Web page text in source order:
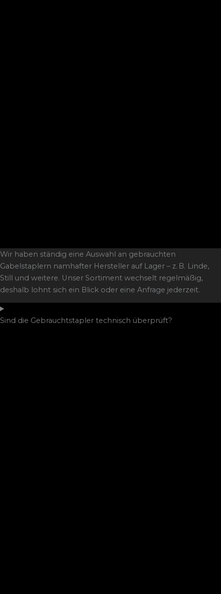
Wir haben ständig eine Auswahl an gebrauchten
Gabelstaplern namhafter Hersteller auf Lager – z. B. Linde,
Still und weitere. Unser Sortiment wechselt regelmäßig,
deshalb lohnt sich ein Blick oder eine Anfrage jederzeit.
Sind die Gebrauchtstapler technisch überprüft?